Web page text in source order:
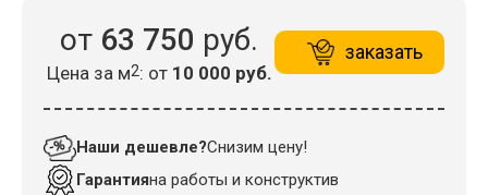
от 63 750 руб.
Цена за м2: от 10 000 руб.
заказать
Наши дешевле?Снизим цену!
Гарантияна работы и конструктив